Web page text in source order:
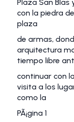
Plaza San Blas
con la piedra
plaza
de armas,
arquitectura
tiempo libre
continuar con
visita a los
como la
PÃ¡gina 1